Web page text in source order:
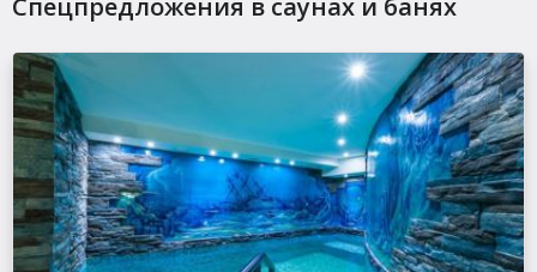
Спецпредложения в саунах и банях